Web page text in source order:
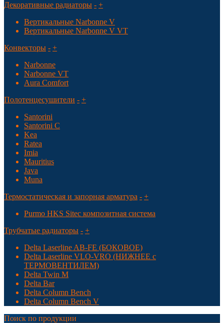
Декоративные радиаторы - +
Вертикальные Narbonne V
Вертикальные Narbonne V VT
Конвекторы - +
Narbonne
Narbonne VT
Aura Comfort
Полотенцесушители - +
Santorini
Santorini С
Kea
Ratea
Imia
Mauritius
Java
Muna
Термостатическая и запорная арматура - +
Purmo HKS Sitec композитная система
Трубчатые радиаторы - +
Delta Laserline AB-FE (БОКОВОЕ)
Delta Laserline VLO-VRO (НИЖНЕЕ с
ТЕРМОВЕНТИЛЕМ)
Delta Twin M
Delta Bar
Delta Column Bench
Delta Column Bench V
Поиcк по продукции